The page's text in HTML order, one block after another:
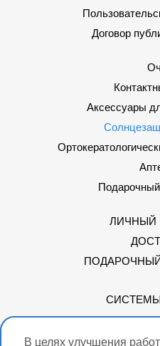
В целях улучшения
Договор
Аксессуары
ЛИЧНЫЙ